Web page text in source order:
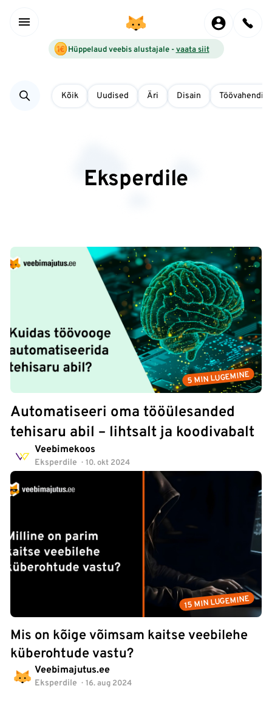
Hüppelaud veebis alustajale -vaata siit
Kõik Uudised Äri Disain Töövahendid
Eksperdile
5 MIN LUGEMINE
Automatiseeri oma tööülesanded
tehisaru abil – lihtsalt ja koodivabalt
Veebimekoos
Eksperdile 10. okt 2024
15 MIN LUGEMINE
Mis on kõige võimsam kaitse veebilehe
küberohtude vastu?
Veebimajutus.ee
Eksperdile 16. aug 2024